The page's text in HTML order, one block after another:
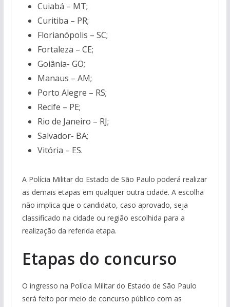
Cuiabá – MT;
Curitiba – PR;
Florianópolis – SC;
Fortaleza – CE;
Goiânia- GO;
Manaus – AM;
Porto Alegre – RS;
Recife – PE;
Rio de Janeiro – RJ;
Salvador- BA;
Vitória – ES.
A Polícia Militar do Estado de São Paulo poderá realizar
as demais etapas em qualquer outra cidade. A escolha
não implica que o candidato, caso aprovado, seja
classificado na cidade ou região escolhida para a
realização da referida etapa.
Etapas do concurso
O ingresso na Polícia Militar do Estado de São Paulo
será feito por meio de concurso público com as